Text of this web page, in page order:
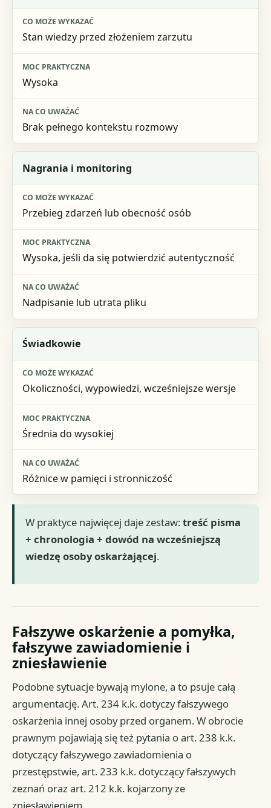
Stan wiedzy przed złożeniem zarzutu
Wysoka
Brak pełnego kontekstu rozmowy
Nagrania i monitoring
Przebieg zdarzeń lub obecność osób
Wysoka, jeśli da się potwierdzić autentyczność
Nadpisanie lub utrata pliku
Świadkowie
Okoliczności, wypowiedzi, wcześniejsze wersje
Średnia do wysokiej
Różnice w pamięci i stronniczość
W praktyce najwięcej daje zestaw:treść pisma
+ chronologia + dowód na wcześniejszą
wiedzę osoby oskarżającej.
Fałszywe oskarżenie a pomyłka,
fałszywe zawiadomienie i
zniesławienie
Podobne sytuacje bywają mylone, a to psuje całą
argumentację. Art. 234 k.k. dotyczy fałszywego
oskarżenia innej osoby przed organem. W obrocie
prawnym pojawiają się też pytania o art. 238 k.k.
dotyczący fałszywego zawiadomienia o
przestępstwie, art. 233 k.k. dotyczący fałszywych
zeznań oraz art. 212 k.k. kojarzony ze